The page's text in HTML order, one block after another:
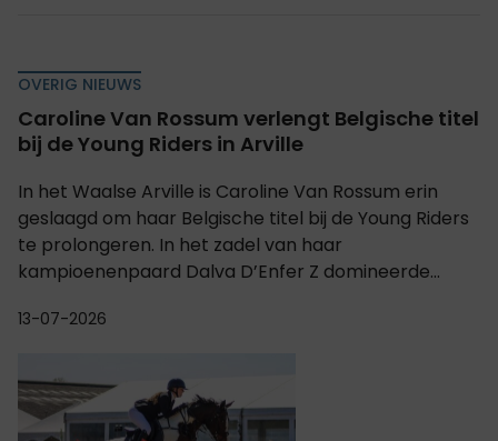
OVERIG NIEUWS
Caroline Van Rossum verlengt Belgische titel
bij de Young Riders in Arville
In het Waalse Arville is Caroline Van Rossum erin
geslaagd om haar Belgische titel bij de Young Riders
te prolongeren. In het zadel van haar
kampioenenpaard Dalva D’Enfer Z domineerde...
13-07-2026